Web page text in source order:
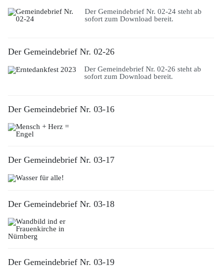
Der Gemeindebrief Nr. 02-24 steht ab
sofort zum Download bereit.
Der Gemeindebrief Nr. 02-26
Der Gemeindebrief Nr. 02-26 steht ab
sofort zum Download bereit.
Der Gemeindebrief Nr. 03-16
Der Gemeindebrief Nr. 03-17
Der Gemeindebrief Nr. 03-18
Der Gemeindebrief Nr. 03-19